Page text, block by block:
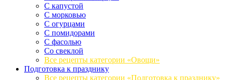
С капустой
С морковью
С огурцами
С помидорами
С фасолью
Со свеклой
Все рецепты категории «Овощи»
Подготовка к празднику
Все рецепты категории «Подготовка к празднику»